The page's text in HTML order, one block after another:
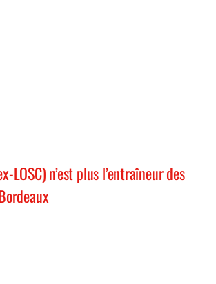
LOSC) n’est plus l’entraîneur des